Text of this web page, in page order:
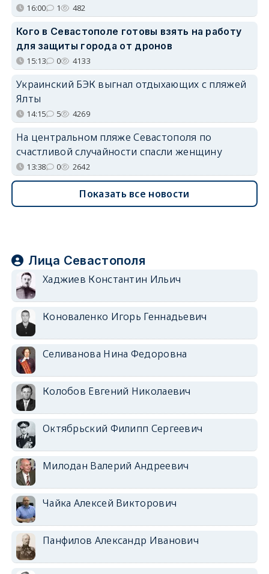
16:00 1 482
Кого в Севастополе готовы взять на работу
для защиты города от дронов
15:13 0 4133
Украинский БЭК выгнал отдыхающих с пляжей
Ялты
14:15 5 4269
На центральном пляже Севастополя по
счастливой случайности спасли женщину
13:38 0 2642
Показать все новости
Лица Севастополя
Хаджиев Константин Ильич
Коноваленко Игорь Геннадьевич
Селиванова Нина Федоровна
Колобов Евгений Николаевич
Октябрьский Филипп Сергеевич
Милодан Валерий Андреевич
Чайка Алексей Викторович
Панфилов Александр Иванович